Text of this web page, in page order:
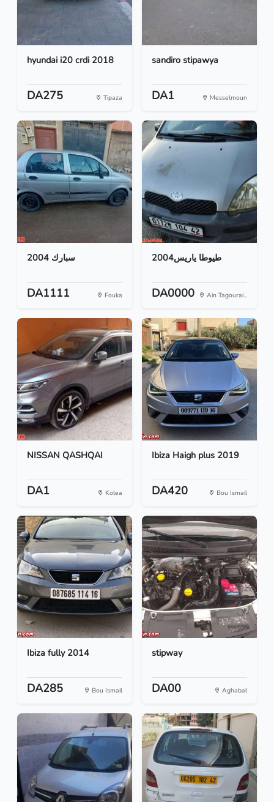
hyundai i20 crdi 2018
DA275 Tipaza
sandiro stipawya
DA1 Messelmoun
سبارك 2004
DA1111 Fouka
طيوطا ياريس2004
DA0000 Ain Tagourai...
NISSAN QASHQAI
DA1 Kolea
Ibiza Haigh plus 2019
DA420 Bou Ismail
Ibiza fully 2014
DA285 Bou Ismail
stipway
DA00 Aghabal